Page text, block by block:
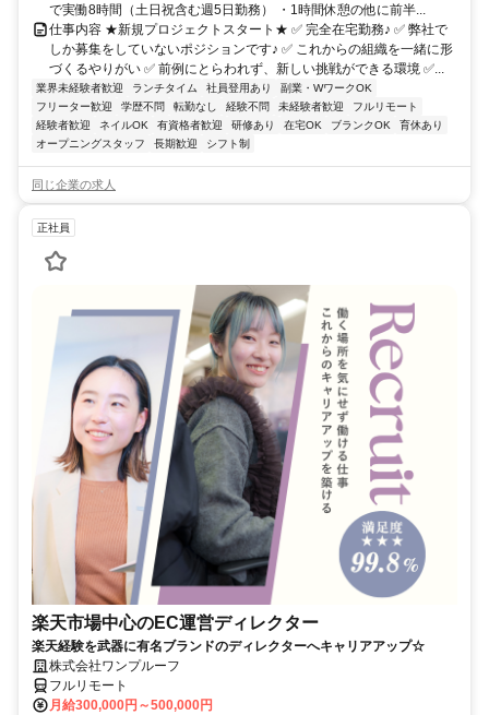
で実働8時間（土日祝含む週5日勤務） ・1時間休憩の他に前半...
仕事内容 ★新規プロジェクトスタート★ ✅ 完全在宅勤務♪ ✅ 弊社で
しか募集をしていないポジションです♪ ✅ これからの組織を一緒に形
づくるやりがい ✅ 前例にとらわれず、新しい挑戦ができる環境 ✅...
業界未経験者歓迎 ランチタイム 社員登用あり
副業・WワークOK
フリーター歓迎
学歴不問 転勤なし 経験不問 未経験者歓迎
フルリモート
経験者歓迎
ネイルOK 有資格者歓迎 研修あり 在宅OK ブランクOK
育休あり
オープニングスタッフ
長期歓迎 シフト制
同じ企業の求人
正社員
楽天市場中心のEC運営ディレクター
楽天経験を武器に有名ブランドのディレクターへキャリアアップ☆
株式会社ワンプルーフ
フルリモート
月給300,000円～500,000円